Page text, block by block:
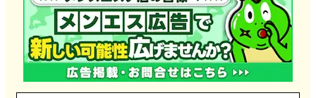
プライバシーを重視した空間で施術を受けることが
できます。また、ホテルや自宅へセラピストが派遣
される出張型も人気で、仕事や旅行で訪れた方が気
軽に利用できる点が魅力です。
高知 徳島県
徳島
栃木県 東京都
神奈川県 千葉県
埼玉県
大阪府 京都府
兵庫県 滋賀県
奈良県 和歌山県
東海
愛知県 岐阜県
北海道・東北
北海道 岩手県
九州・沖縄